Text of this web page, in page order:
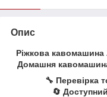
Опис
Ріжкова
Домашня
🔧 Перевірка
🔄